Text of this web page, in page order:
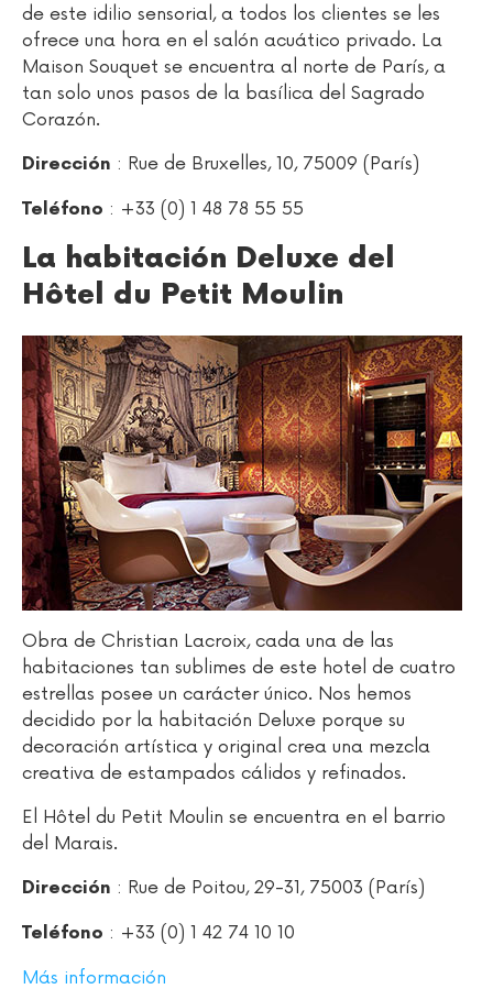
de este idilio sensorial, a todos los clientes se les
ofrece una hora en el salón acuático privado. La
Maison Souquet se encuentra al norte de París, a
tan solo unos pasos de la basílica del Sagrado
Corazón.
Dirección : Rue de Bruxelles, 10, 75009 (París)
Teléfono : +33 (0) 1 48 78 55 55
La habitación Deluxe del
Hôtel du Petit Moulin
Obra de Christian Lacroix, cada una de las
habitaciones tan sublimes de este hotel de cuatro
estrellas posee un carácter único. Nos hemos
decidido por la habitación Deluxe porque su
decoración artística y original crea una mezcla
creativa de estampados cálidos y refinados.
El Hôtel du Petit Moulin se encuentra en el barrio
del Marais.
Dirección : Rue de Poitou, 29-31, 75003 (París)
Teléfono : +33 (0) 1 42 74 10 10
Más información